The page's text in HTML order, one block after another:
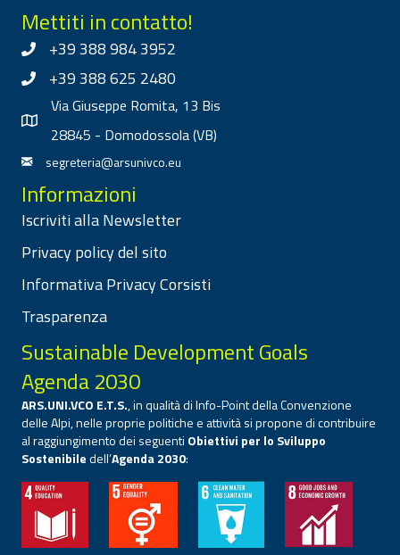
Mettiti in contatto!
+39 388 984 3952
+39 388 625 2480
Via Giuseppe Romita, 13 Bis
28845 - Domodossola (VB)
segreteria@arsunivco.eu
Informazioni
Iscriviti alla Newsletter
Privacy policy del sito
Informativa Privacy Corsisti
Trasparenza
Sustainable Development Goals
Agenda 2030
ARS.UNI.VCO E.T.S., in qualità di Info-Point della Convenzione
delle Alpi, nelle proprie politiche e attività si propone di contribuire
al raggiungimento dei seguenti Obiettivi per lo Sviluppo
Sostenibiledell’Agenda 2030: